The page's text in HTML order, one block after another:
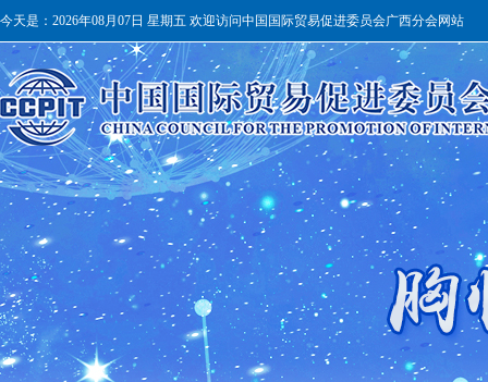
今天是： 2026年08月07日 星期五 欢迎访问中国国际贸易促进委员会广西分会网站